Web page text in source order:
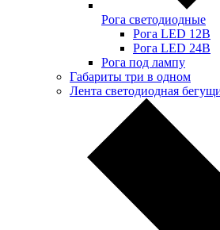
Рога светодиодные
Рога LED 12В
Рога LED 24В
Рога под лампу
Габариты три в одном
Лента светодиодная